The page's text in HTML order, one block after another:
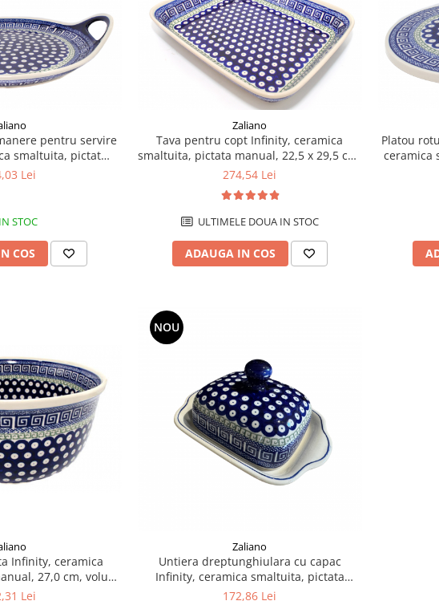
pentru servire
smaltuita, pictat
/ 33,0 cm
Lei
IN STOC
COS
Zaliano
Tava pentru copt Infinity, ceramica
smaltuita, pictata manual, 22,5 x 29,5 cm,
volum 1,7 L
274,54 Lei
ULTIMELE DOUA IN STOC
ADAUGA IN COS
Platou
ceramica
Infinity, ceramica
27,0 cm, volum
LLei
NOU
Zaliano
Untiera dreptunghiulara cu capac
Infinity, ceramica smaltuita, pictata
manual, 10,5 x 20,0 cm
172,86 Lei